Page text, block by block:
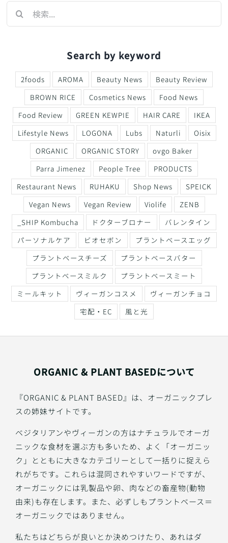
Search by keyword
2foods AROMA Beauty News
Beauty Review
BROWN RICE
Cosmetics News
Food News
Food Review
GREEN KEWPIE HAIR CARE
IKEA
Lifestyle News
LOGONA Lubs Naturli
Oisix
ORGANIC
ORGANIC STORY
ovgo Baker
Parra Jimenez
People Tree
PRODUCTS
Restaurant News
RUHAKU Shop News
SPEICK
Vegan News
Vegan Review Violife
ZENB
_SHIP Kombucha
ドクターブロナー
バレンタイン
パーソナルケア
ビオセボン
プラントベースエッグ
プラントベースチーズ
プラントベースバター
プラントベースミルク
プラントベースミート
ミールキット
ヴィーガンコスメ
ヴィーガンチョコ
宅配・EC
風と光
ORGANIC & PLANT BASEDについて
『ORGANIC & PLANT BASED』は、オーガニックプレ
スの姉妹サイトです。
ベジタリアンやヴィーガンの方はナチュラルでオーガ
ニックな食材を選ぶ方も多いため、よく「オーガニッ
ク」とともに大きなカテゴリーとして一括りに捉えら
れがちです。これらは混同されやすいワードですが、
オーガニックには乳製品や卵、肉などの畜産物(動物
由来)も存在します。また、必ずしもプラントベース＝
オーガニックではありません。
私たちはどちらが良いとか決めつけたり、あれはダ